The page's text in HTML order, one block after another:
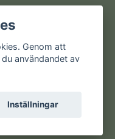
Genom att
användandet av
Inställningar